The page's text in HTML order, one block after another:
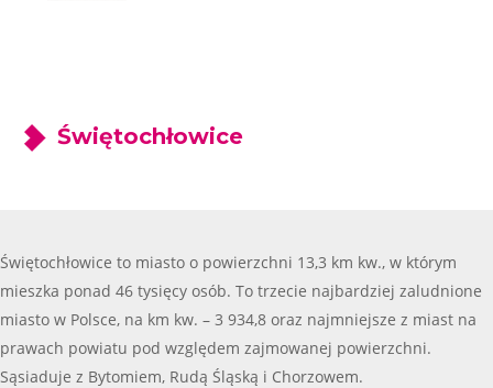
Świętochłowice
Świętochłowice to miasto o powierzchni 13,3 km kw., w którym
mieszka ponad 46 tysięcy osób. To trzecie najbardziej zaludnione
miasto w Polsce, na km kw. – 3 934,8 oraz najmniejsze z miast na
prawach powiatu pod względem zajmowanej powierzchni.
Sąsiaduje z Bytomiem, Rudą Śląską i Chorzowem.